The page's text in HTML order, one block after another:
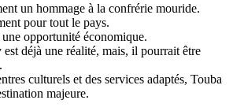
un hommage à la confrérie mouride.
pour tout le pays.
opportunité économique.
déjà une réalité, mais, il pourrait être
culturels et des services adaptés, Touba
majeure.